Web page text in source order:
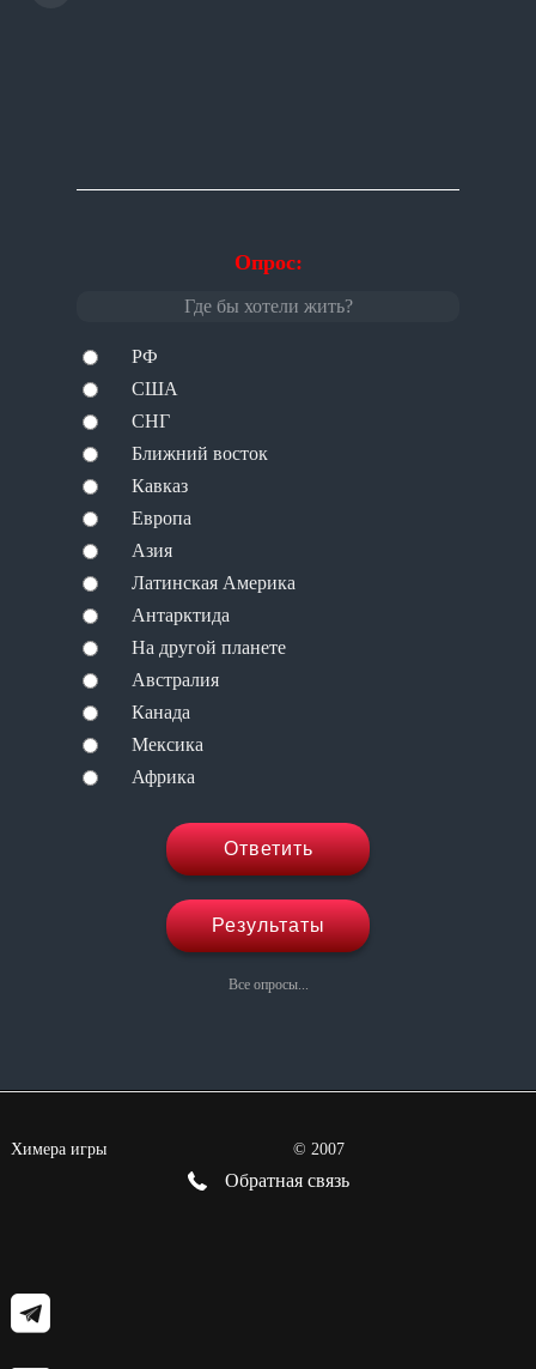
Опрос:
Где бы хотели жить?
РФ
США
СНГ
Ближний восток
Кавказ
Европа
Азия
Латинская Америка
Антарктида
На другой планете
Австралия
Канада
Мексика
Африка
Ответить
Результаты
Все опросы...
Химера игры © 2007
Обратная связь